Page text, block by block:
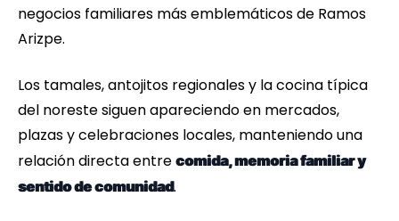
negocios familiares más emblemáticos de Ramos
Arizpe.
Los tamales, antojitos regionales y la cocina típica
del noreste siguen apareciendo en mercados,
plazas y celebraciones locales, manteniendo una
relación directa entre comida, memoria familiar y
sentido de comunidad.